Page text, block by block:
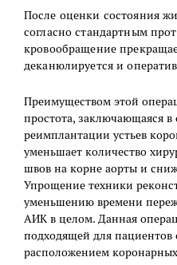
После оценки состояния
согласно стандартным
кровообращение
деканюлируется и
Преимуществом этой
простота, заключающаяся в
реимплантации устьев
уменьшает количество
швов на корне аорты и
Упрощение техники
уменьшению времени
АИК в целом. Данная
подходящей для
расположением